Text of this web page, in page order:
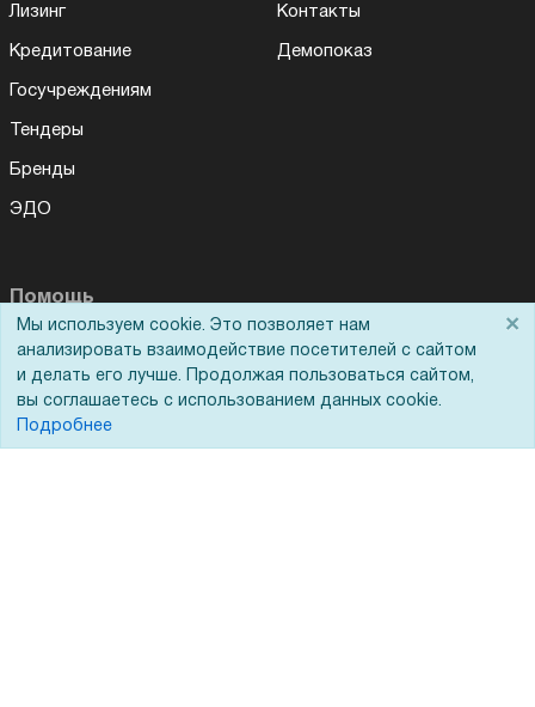
Лизинг
Кредитование
Госучреждениям
Тендеры
Бренды
ЭДО
Контакты
Демопоказ
Помощь
Вопрос-ответ
Гарантии и возврат
Мы используем cookie. Это позволяет нам
анализировать взаимодействие посетителей с сайтом
и делать его лучше. Продолжая пользоваться сайтом,
вы соглашаетесь с использованием данных cookie.
Подробнее
×